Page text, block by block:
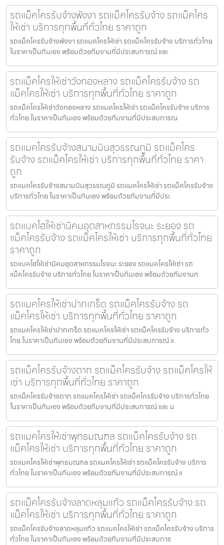
รถแม็คโครรับจ้างพังงา รถแม็คโครรับจ้าง รถแม็คโคร
ให้เช่า บริการทุกพื้นที่ทั่วไทย ราคาถูก
รถแม็คโครรับจ้างพังงา รถแมคโครให้เช่า รถแม็คโครรับจ้าง บริการทั่วไทย
ในราคาเป็นกันเอง พร้อมด้วยทีมงานที่มีประสบการณ์ และ
รถแม็คโครให้เช่าวังทองหลาง รถแม็คโครรับจ้าง รถ
แม็คโครให้เช่า บริการทุกพื้นที่ทั่วไทย ราคาถูก
รถแม็คโครให้เช่าวังทองหลาง รถแมคโครให้เช่า รถแม็คโครรับจ้าง บริการ
ทั่วไทย ในราคาเป็นกันเอง พร้อมด้วยทีมงานที่มีประสบการณ
รถแมคโครรับจ้างสนามบินสุวรรณภูมิ รถแม็คโคร
รับจ้าง รถแม็คโครให้เช่า บริการทุกพื้นที่ทั่วไทย ราคา
ถูก
รถแมคโครรับจ้างสนามบินสุวรรณภูมิ รถแมคโครให้เช่า รถแม็คโครรับจ้าง
บริการทั่วไทย ในราคาเป็นกันเอง พร้อมด้วยทีมงานที่มีประ
รถแบคโฮให้เช่านิคมอุตสาหกรรมโรจนะ ระยอง รถ
แม็คโครรับจ้าง รถแม็คโครให้เช่า บริการทุกพื้นที่ทั่วไทย
ราคาถูก
รถแบคโฮให้เช่านิคมอุตสาหกรรมโรจนะ ระยอง รถแมคโครให้เช่า รถ
แม็คโครรับจ้าง บริการทั่วไทย ในราคาเป็นกันเอง พร้อมด้วยทีมงานท
รถแมคโครให้เช่าปากเกร็ด รถแม็คโครรับจ้าง รถ
แม็คโครให้เช่า บริการทุกพื้นที่ทั่วไทย ราคาถูก
รถแมคโครให้เช่าปากเกร็ด รถแมคโครให้เช่า รถแม็คโครรับจ้าง บริการทั่ว
ไทย ในราคาเป็นกันเอง พร้อมด้วยทีมงานที่มีประสบการณ์ แ
รถแม็คโครรับจ้างตาก รถแม็คโครรับจ้าง รถแม็คโครให้
เช่า บริการทุกพื้นที่ทั่วไทย ราคาถูก
รถแม็คโครรับจ้างตาก รถแมคโครให้เช่า รถแม็คโครรับจ้าง บริการทั่วไทย
ในราคาเป็นกันเอง พร้อมด้วยทีมงานที่มีประสบการณ์ และ ม
รถแมคโครให้เช่าพุทธมณฑล รถแม็คโครรับจ้าง รถ
แม็คโครให้เช่า บริการทุกพื้นที่ทั่วไทย ราคาถูก
รถแมคโครให้เช่าพุทธมณฑล รถแมคโครให้เช่า รถแม็คโครรับจ้าง บริการ
ทั่วไทย ในราคาเป็นกันเอง พร้อมด้วยทีมงานที่มีประสบการณ์ แ
รถแม็คโครรับจ้างลาดหลุมแก้ว รถแม็คโครรับจ้าง รถ
แม็คโครให้เช่า บริการทุกพื้นที่ทั่วไทย ราคาถูก
รถแม็คโครรับจ้างลาดหลุมแก้ว รถแมคโครให้เช่า รถแม็คโครรับจ้าง บริการ
ทั่วไทย ในราคาเป็นกันเอง พร้อมด้วยทีมงานที่มีประสบการ